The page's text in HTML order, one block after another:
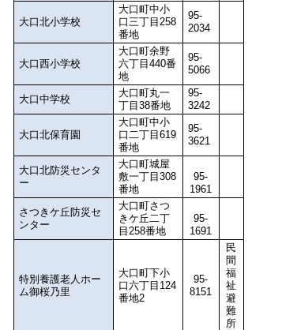
大口北小学校
大口町中小
口三丁目258
番地
95-
2034
大口西小学校
大口町余野
六丁目440番
地
95-
5066
大口中学校
大口町丸一
丁目38番地
95-
3242
大口北保育園
大口町中小
口二丁目619
番地
95-
3621
大口北防災センタ
ー
大口町城屋
敷一丁目308
番地
95-
1961
さつきケ丘防災セ
ンター
大口町さつ
きケ丘二丁
目258番地
95-
1691
特別養護老人ホー
ム御桜乃里
大口町下小
口六丁目124
番地2
95-
8151
民
間
福
祉
避
難
所